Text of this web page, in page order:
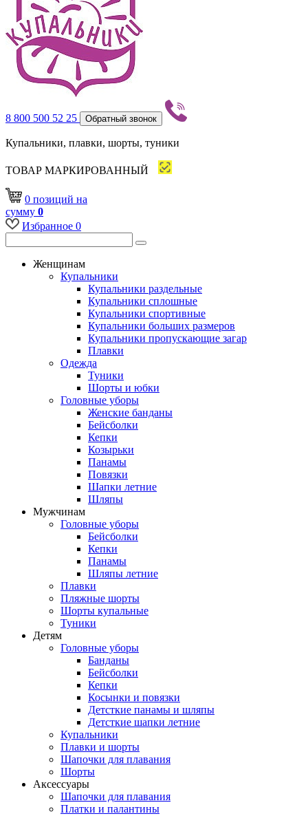
8 800 500 52 25 Обратный звонок
Купальники, плавки, шорты, туники
ТОВАР МАРКИРОВАННЫЙ
0 позиций на
сумму 0
Избранное 0
Женщинам
Купальники
Купальники раздельные
Купальники сплошные
Купальники спортивные
Купальники больших размеров
Купальники пропускающие загар
Плавки
Одежда
Туники
Шорты и юбки
Головные уборы
Женские банданы
Бейсболки
Кепки
Козырьки
Панамы
Повязки
Шапки летние
Шляпы
Мужчинам
Головные уборы
Бейсболки
Кепки
Панамы
Шляпы летние
Плавки
Пляжные шорты
Шорты купальные
Туники
Детям
Головные уборы
Банданы
Бейсболки
Кепки
Косынки и повязки
Детсткие панамы и шляпы
Детсткие шапки летние
Купальники
Плавки и шорты
Шапочки для плавания
Шорты
Аксессуары
Шапочки для плавания
Платки и палантины